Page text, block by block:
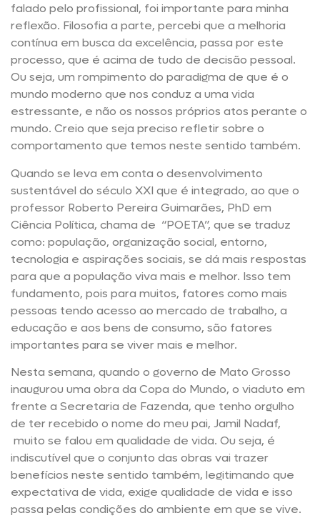
falado pelo profissional, foi importante para minha
reflexão. Filosofia a parte, percebi que a melhoria
contínua em busca da excelência, passa por este
processo, que é acima de tudo de decisão pessoal.
Ou seja, um rompimento do paradigma de que é o
mundo moderno que nos conduz a uma vida
estressante, e não os nossos próprios atos perante o
mundo. Creio que seja preciso refletir sobre o
comportamento que temos neste sentido também.
Quando se leva em conta o desenvolvimento
sustentável do século XXI que é integrado, ao que o
professor Roberto Pereira Guimarães, PhD em
Ciência Política, chama de “POETA”, que se traduz
como: população, organização social, entorno,
tecnologia e aspirações sociais, se dá mais respostas
para que a população viva mais e melhor. Isso tem
fundamento, pois para muitos, fatores como mais
pessoas tendo acesso ao mercado de trabalho, a
educação e aos bens de consumo, são fatores
importantes para se viver mais e melhor.
Nesta semana, quando o governo de Mato Grosso
inaugurou uma obra da Copa do Mundo, o viaduto em
frente a Secretaria de Fazenda, que tenho orgulho
de ter recebido o nome do meu pai, Jamil Nadaf,
muito se falou em qualidade de vida. Ou seja, é
indiscutível que o conjunto das obras vai trazer
benefícios neste sentido também, legitimando que
expectativa de vida, exige qualidade de vida e isso
passa pelas condições do ambiente em que se vive.